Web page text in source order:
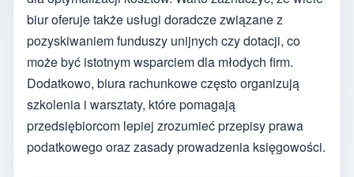
biur oferuje także usługi doradcze związane z
pozyskiwaniem funduszy unijnych czy dotacji, co
może być istotnym wsparciem dla młodych firm.
Dodatkowo, biura rachunkowe często organizują
szkolenia i warsztaty, które pomagają
przedsiębiorcom lepiej zrozumieć przepisy prawa
podatkowego oraz zasady prowadzenia księgowości.